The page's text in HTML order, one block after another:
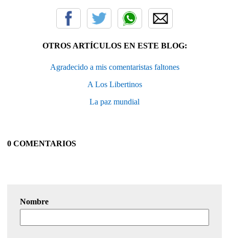
OTROS ARTÍCULOS EN ESTE BLOG:
Agradecido a mis comentaristas faltones
A Los Libertinos
La paz mundial
0 COMENTARIOS
Nombre